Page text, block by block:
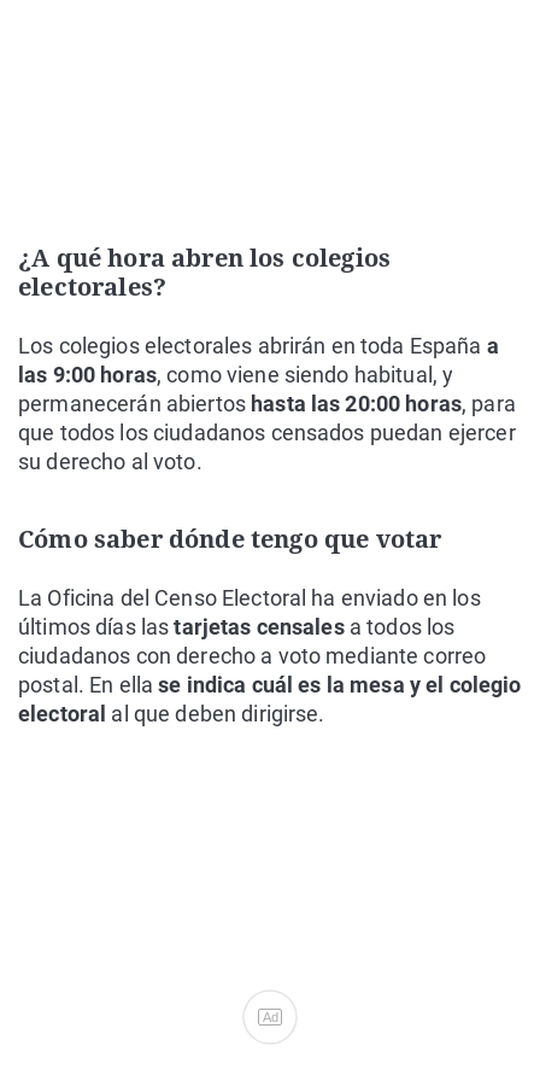
¿A qué hora abren los colegios
electorales?
Los colegios electorales abrirán en toda España a
las 9:00 horas, como viene siendo habitual, y
permanecerán abiertoshasta las 20:00 horas, para
que todos los ciudadanos censados puedan ejercer
su derecho al voto.
Cómo saber dónde tengo que votar
La Oficina del Censo Electoral ha enviado en los
últimos días lastarjetas censalesa todos los
ciudadanos con derecho a voto mediante correo
postal. En ella se indica cuál es la mesa y el colegio
electoral al que deben dirigirse.
Ad